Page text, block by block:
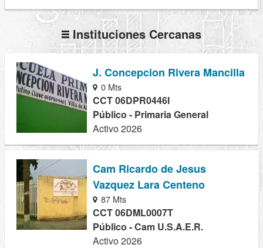
Instituciones Cercanas
J. Concepcion Rivera Mancilla
0 Mts
CCT 06DPR0446I
Público - Primaria General
Activo 2026
Cam Ricardo de Jesus
Vazquez Lara Centeno
87 Mts
CCT 06DML0007T
Público - Cam U.S.A.E.R.
Activo 2026